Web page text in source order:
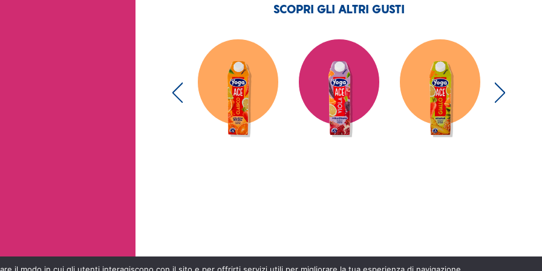
SCOPRI GLI ALTRI GUSTI